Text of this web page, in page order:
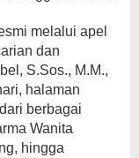
melalui apel
dan
S.Sos., M.M.,
halaman
berbagai
Wanita
hingga